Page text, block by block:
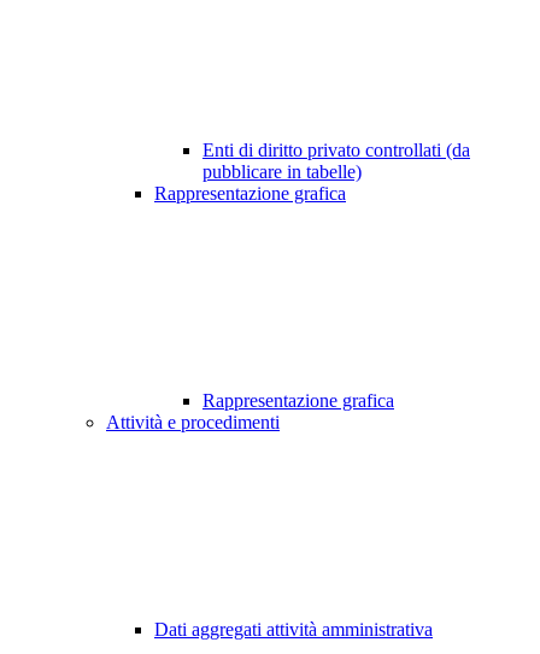
Enti di diritto privato controllati (da
pubblicare in tabelle)
Rappresentazione grafica
Rappresentazione grafica
Attività e procedimenti
Dati aggregati attività amministrativa